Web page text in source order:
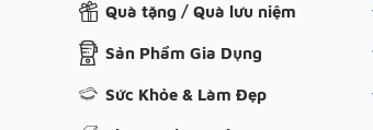
Quà tặng / Quà lưu niệm
Sản Phẩm Gia Dụng
Sức Khỏe & Làm Đẹp